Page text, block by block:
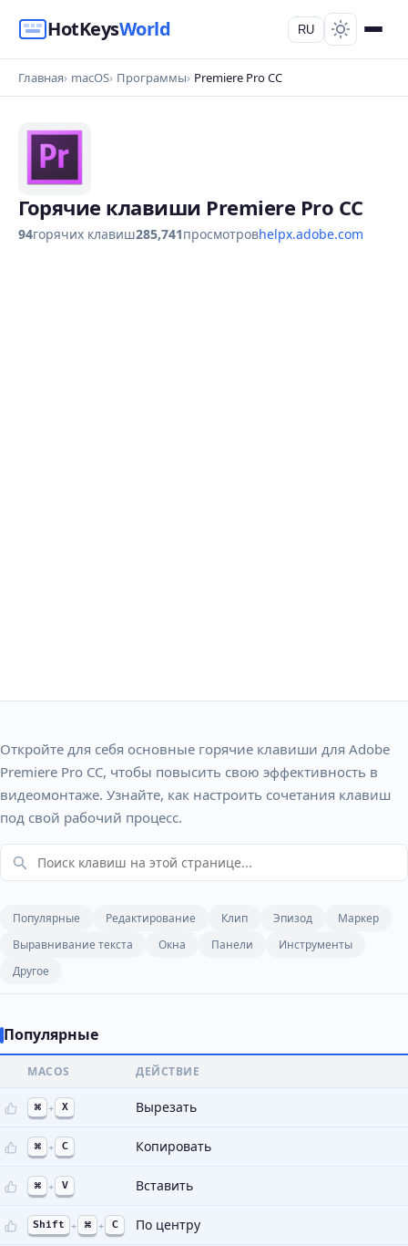
HotKeysWorld RU
Главная macOS Программы Premiere Pro CC
Горячие клавиши Premiere Pro CC
94горячих клавиш285,741просмотровhelpx.adobe.com
Откройте для себя основные горячие клавиши для Adobe
Premiere Pro CC, чтобы повысить свою эффективность в
видеомонтаже. Узнайте, как настроить сочетания клавиш
под свой рабочий процесс.
Популярные Редактирование Клип Эпизод
Маркер
Выравнивание текста
Окна Панели
Инструменты
Другое
Популярные
MACOS ДЕЙСТВИЕ
⌘ + X Вырезать
⌘ + C Копировать
⌘ + V Вставить
Shift + ⌘ + C По центру